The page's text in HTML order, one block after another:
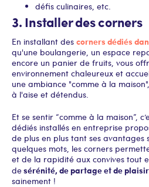
défis culinaires, etc.
3. Installer des corners
En installant des corners dédiés
qu'une boulangerie, un espace
encore un panier de fruits, vous
environnement chaleureux et
une ambiance "comme à la
à l'aise et détendus.
Et se sentir “comme à la maison”,
dédiés installés en entreprise
de plus en plus tant ses avantages
quelques mots, les corners
et de la rapidité aux convives tout
desérénité, de partage et de plaisir
sainement !